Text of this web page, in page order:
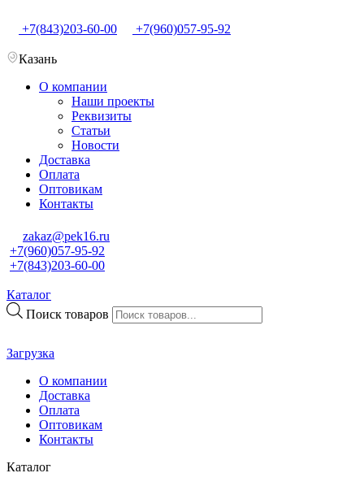
+7(843)203-60-00 +7(960)057-95-92
Казань
О компании
Наши проекты
Реквизиты
Статьи
Новости
Доставка
Оплата
Оптовикам
Контакты
zakaz@pek16.ru
+7(960)057-95-92
+7(843)203-60-00
Каталог
Поиск товаров
Загрузка
О компании
Доставка
Оплата
Оптовикам
Контакты
Каталог